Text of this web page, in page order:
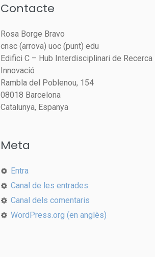
Contacte
Rosa Borge Bravo
cnsc (arrova) uoc (punt) edu
Edifici C – Hub Interdisciplinari de Recerca
Innovació
Rambla del Poblenou, 154
08018 Barcelona
Catalunya, Espanya
Meta
Entra
Canal de les entrades
Canal dels comentaris
WordPress.org (en anglès)